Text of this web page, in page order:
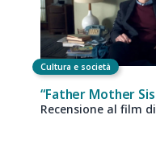
Cultura e società
“Father Mother
Recensione al film